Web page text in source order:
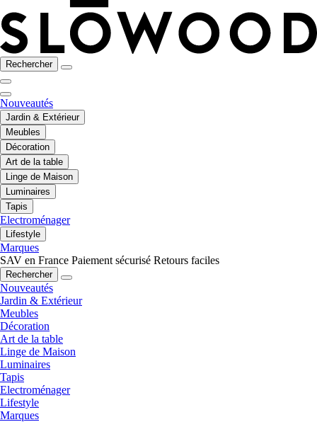
Rechercher
Nouveautés
Jardin & Extérieur
Meubles
Décoration
Art de la table
Linge de Maison
Luminaires
Tapis
Electroménager
Lifestyle
Marques
SAV en France Paiement sécurisé Retours faciles
Rechercher
Nouveautés
Jardin & Extérieur
Meubles
Décoration
Art de la table
Linge de Maison
Luminaires
Tapis
Electroménager
Lifestyle
Marques